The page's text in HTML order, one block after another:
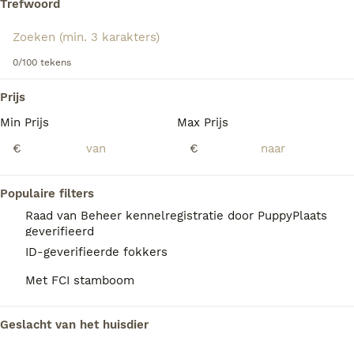
Trefwoord
0/100 tekens
Prijs
Min Prijs
€
Max Prijs
€
Populaire filters
Raad van Beheer kennelregistratie door PuppyPlaats
geverifieerd
ID-geverifieerde fokkers
Met FCI stamboom
Geslacht van het huisdier
gewaardeerde leden van een huishouden.
Lees onze Engelse Setter adviespagina voor informatie
over dit hondenras.
We hebben 0 Engelse Setter Honden ter
exacte zoekopdracht, sla dan je zoekopdracht op en
vind jouw perfecte hond:
Zoekopdracht bewaren
FAQ's
Hoeveel kost een Engelse
Setter?
De gemiddelde prijs voor een Engelse Setter